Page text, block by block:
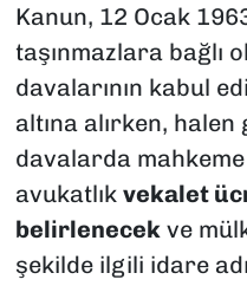
Kanun, 12 Ocak
taşınmazlara bağlı
davalarının kabul
altına alırken,
davalarda
avukatlık vekalet
belirlenecek ve
şekilde ilgili idare